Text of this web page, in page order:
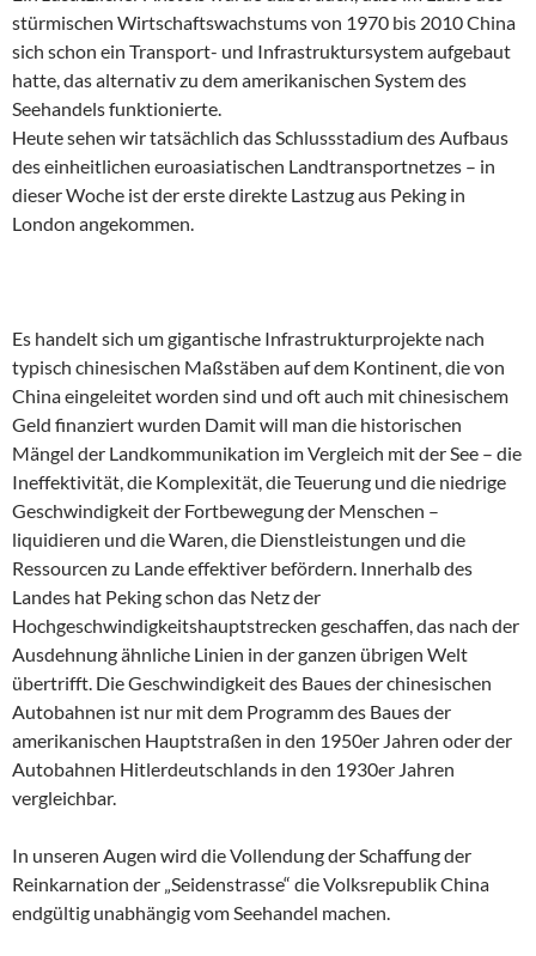
stürmischen Wirtschaftswachstums von 1970 bis 2010 China
sich schon ein Transport- und Infrastruktursystem aufgebaut
hatte, das alternativ zu dem amerikanischen System des
Seehandels funktionierte.
Heute sehen wir tatsächlich das Schlussstadium des Aufbaus
des einheitlichen euroasiatischen Landtransportnetzes – in
dieser Woche ist der erste direkte Lastzug aus Peking in
London angekommen.
Es handelt sich um gigantische Infrastrukturprojekte nach
typisch chinesischen Maßstäben auf dem Kontinent, die von
China eingeleitet worden sind und oft auch mit chinesischem
Geld finanziert wurden Damit will man die historischen
Mängel der Landkommunikation im Vergleich mit der See – die
Ineffektivität, die Komplexität, die Teuerung und die niedrige
Geschwindigkeit der Fortbewegung der Menschen –
liquidieren und die Waren, die Dienstleistungen und die
Ressourcen zu Lande effektiver befördern. Innerhalb des
Landes hat Peking schon das Netz der
Hochgeschwindigkeitshauptstrecken geschaffen, das nach der
Ausdehnung ähnliche Linien in der ganzen übrigen Welt
übertrifft. Die Geschwindigkeit des Baues der chinesischen
Autobahnen ist nur mit dem Programm des Baues der
amerikanischen Hauptstraßen in den 1950er Jahren oder der
Autobahnen Hitlerdeutschlands in den 1930er Jahren
vergleichbar.
In unseren Augen wird die Vollendung der Schaffung der
Reinkarnation der „Seidenstrasse“ die Volksrepublik China
endgültig unabhängig vom Seehandel machen.